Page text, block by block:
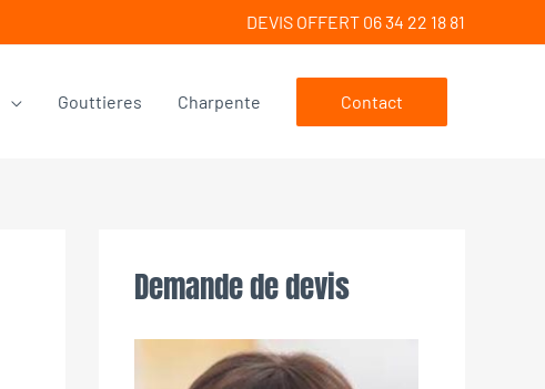
DEVIS OFFERT 06 34 22 18 81
Gouttieres Charpente Contact
Demande de devis